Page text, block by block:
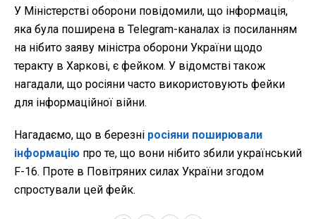
У Міністерстві оборони повідомили, що інформація,
яка була поширена в Telegram-каналах із посиланням
на нібито заяву міністра оборони України щодо
теракту в Харкові, є фейком. У відомстві також
нагадали, що росіяни часто використовують фейки
для інформаційної війни.
Нагадаємо, що в березні росіяни поширювали
інформацію про те, що вони нібито збили український
F-16. Проте в Повітряних силах України згодом
спростували цей фейк.